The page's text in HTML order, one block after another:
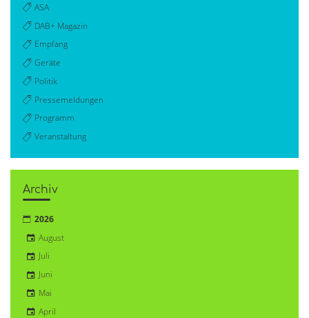
ASA
DAB+ Magazin
Empfang
Geräte
Politik
Pressemeldungen
Programm
Veranstaltung
Archiv
2026
August
Juli
Juni
Mai
April